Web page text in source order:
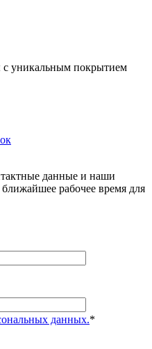
с уникальным покрытием
данные и наши
рабочее время для
данных.*